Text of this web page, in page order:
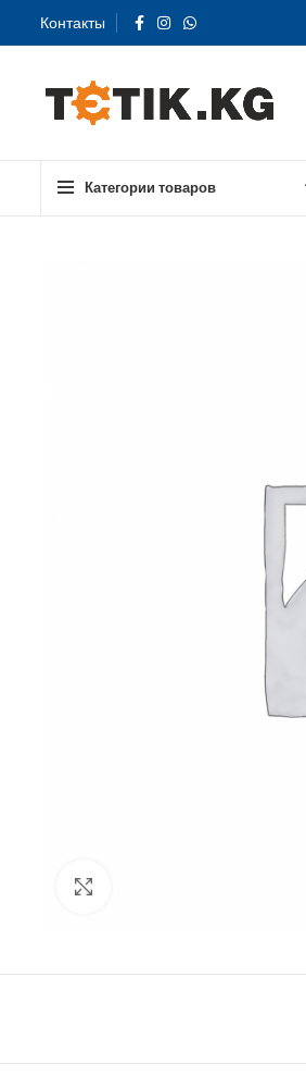
Контакты
Категории товаров